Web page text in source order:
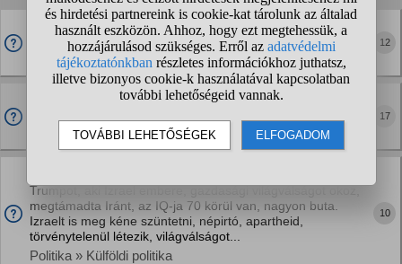
Valóban a HAARP technológiával idézik elő ezeket a
nagy hőkupolákat Európára?
Tudományok » Természettudományok
12
Az amerikaik fele támogatja a szocializmust. Ez lett a
Politika » Külföldi politika
17
Trumpot, aki Izrael embere, gazdasági világválságot okoz,
megtámadta Iránt, az IQ-ja 70 körül van, nagyon buta.
Izraelt is meg kéne szüntetni, népirtó, apartheid,
törvénytelenül létezik, világválságot...
Politika » Külföldi politika
10